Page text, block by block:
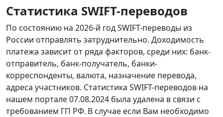
Статистика SWIFT-переводов
По состоянию на 2026-й год SWIFT-переводы из
России отправлять затруднительно. Доходимость
платежа зависит от ряда факторов, среди них: банк-
отправитель, банк-получатель, банки-
корреспонденты, валюта, назначение перевода,
адреса участников. Статистика SWIFT-переводов на
нашем портале 07.08.2024 была удалена в связи с
требованием ГП РФ. В случае если Вам необходимо